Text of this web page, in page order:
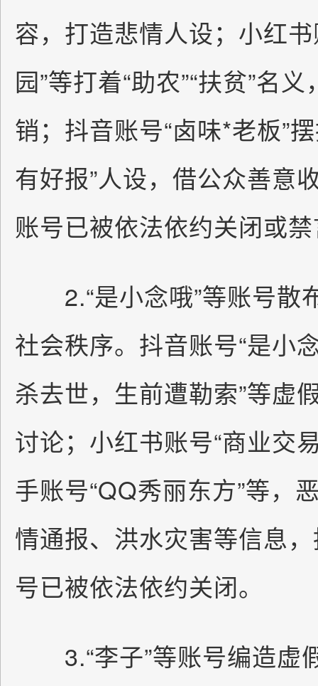
容，打造悲情人设；小红书
园”等打着“助农”“扶贫”名
销；抖音账号“卤味*老板”
有好报”人设，借公众善意
账号已被依法依约关闭或
2.“是小念哦”等账号散
社会秩序。抖音账号“是小
杀去世，生前遭勒索”等虚
讨论；小红书账号“商业交
手账号“QQ秀丽东方”等，
情通报、洪水灾害等信息
号已被依法依约关闭。
3.“李子”等账号编造虚